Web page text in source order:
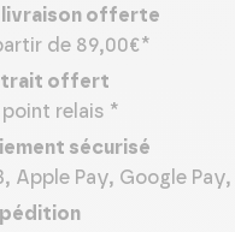
livraison offerte
de 89,00€*
offert
point relais *
sécurisé
Apple Pay, Google